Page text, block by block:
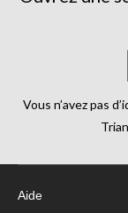
Vous n’avez pas
Aide